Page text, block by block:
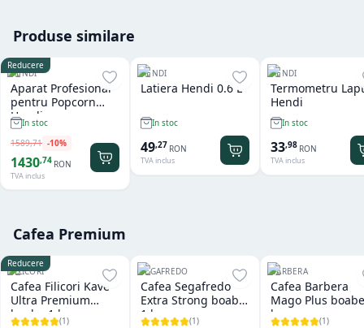
Produse similare
Reducere
HENDI
Aparat Profesional
pentru Popcorn
Hendi
In stoc
1589,71 -10%
1430,74 RON
TVA inclus
HENDI
Latiera Hendi 0.6 L
In stoc
49,27 RON
TVA inclus
HENDI
Termometru
Hendi
In stoc
33,98 RON
TVA inclus
Cafea Premium
Reducere
FILICORI
Cafea Filicori Kave
Ultra Premium
boabe 1 kg
(1)
SEGAFREDO
Cafea Segafredo
Extra Strong boabe
1 kg
(1)
BARBERA
Cafea Barbera
Mago Plus
kg
(1)